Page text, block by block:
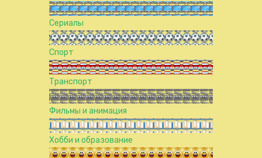
Сериалы
Спорт
Транспорт
Фильмы и анимация
Хобби и образование